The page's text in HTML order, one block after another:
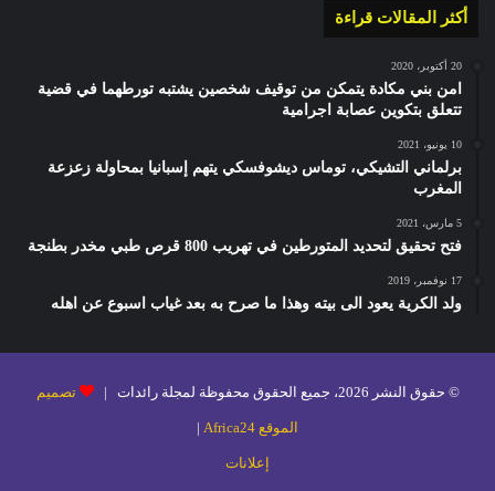
أكثر المقالات قراءة
20 أكتوبر، 2020
امن بني مكادة يتمكن من توقيف شخصين يشتبه تورطهما في قضية
تتعلق بتكوين عصابة اجرامية
10 يونيو، 2021
برلماني التشيكي، توماس ديشوفسكي يتهم إسبانيا بمحاولة زعزعة
المغرب
5 مارس، 2021
فتح تحقيق لتحديد المتورطين في تهريب 800 قرص طبي مخدر بطنجة
17 نوفمبر، 2019
ولد الكرية يعود الى بيته وهذا ما صرح به بعد غياب اسبوع عن اهله
© حقوق النشر 2026، جميع الحقوق محفوظة لمجلة رائدات | تصميم
الموقع Africa24 |
إعلانات